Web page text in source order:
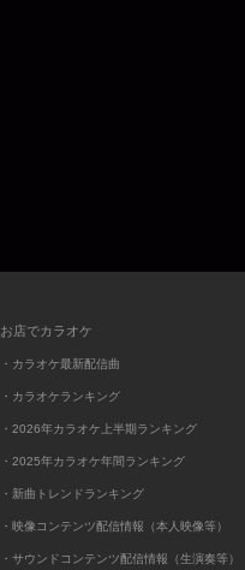
お店でカラオケ
・カラオケ最新配信曲
・カラオケランキング
・2026年カラオケ上半期ランキング
・2025年カラオケ年間ランキング
・新曲トレンドランキング
・映像コンテンツ配信情報（本人映像等）
・サウンドコンテンツ配信情報（生演奏等）